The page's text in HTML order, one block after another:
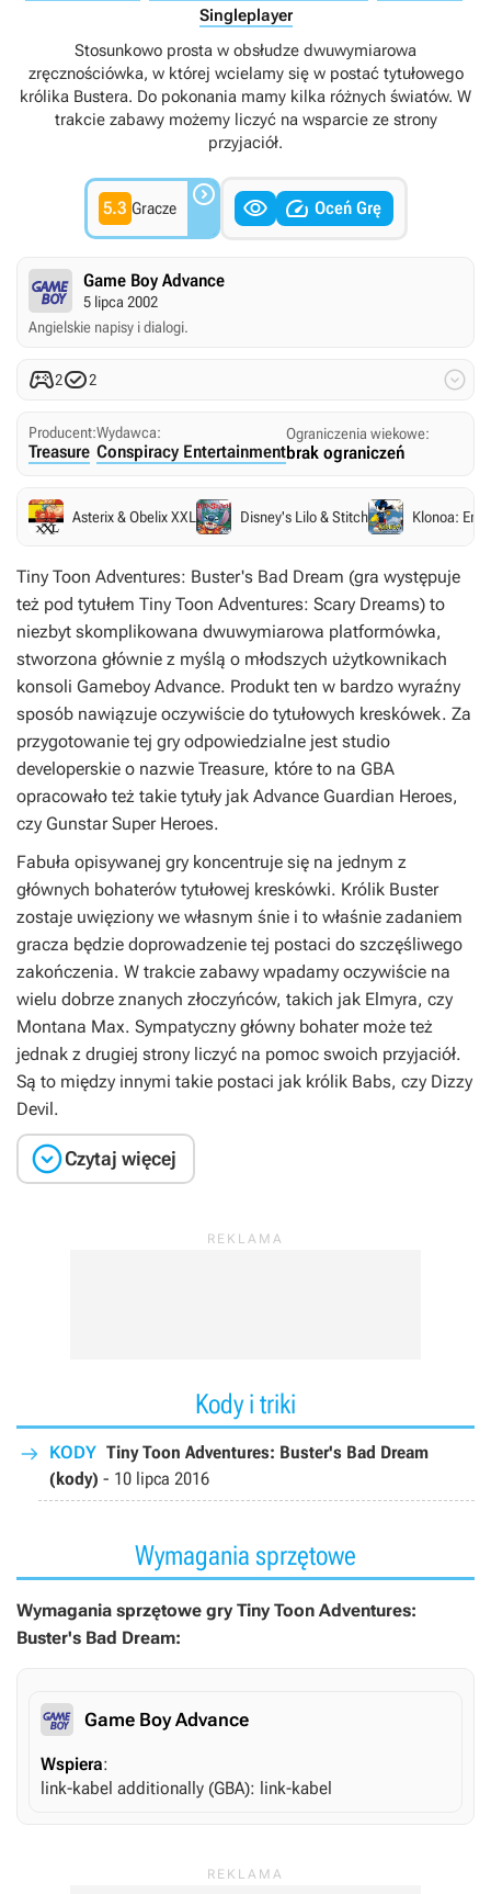
Singleplayer
Stosunkowo prosta w obsłudze dwuwymiarowa
zręcznościówka, w której wcielamy się w postać tytułowego
królika Bustera. Do pokonania mamy kilka różnych światów. W
trakcie zabawy możemy liczyć na wsparcie ze strony
przyjaciół.
5.3 Gracze    Oceń Grę
Game Boy Advance
5 lipca 2002
Angielskie napisy i dialogi.
22 
Producent:
Treasure
Wydawca:
Conspiracy Entertainment
Ograniczenia wiekowe:
brak ograniczeń
Asterix & Obelix XXL Disney's Lilo & Stitch Klonoa:
Tiny Toon Adventures: Buster's Bad Dream (gra występuje
też pod tytułem Tiny Toon Adventures: Scary Dreams) to
niezbyt skomplikowana dwuwymiarowa platformówka,
stworzona głównie z myślą o młodszych użytkownikach
konsoli Gameboy Advance. Produkt ten w bardzo wyraźny
sposób nawiązuje oczywiście do tytułowych kreskówek. Za
przygotowanie tej gry odpowiedzialne jest studio
developerskie o nazwie Treasure, które to na GBA
opracowało też takie tytuły jak Advance Guardian Heroes,
czy Gunstar Super Heroes.
Fabuła opisywanej gry koncentruje się na jednym z
głównych bohaterów tytułowej kreskówki. Królik Buster
zostaje uwięziony we własnym śnie i to właśnie zadaniem
gracza będzie doprowadzenie tej postaci do szczęśliwego
zakończenia. W trakcie zabawy wpadamy oczywiście na
wielu dobrze znanych złoczyńców, takich jak Elmyra, czy
Montana Max. Sympatyczny główny bohater może też
jednak z drugiej strony liczyć na pomoc swoich przyjaciół.
Są to między innymi takie postaci jak królik Babs, czy Dizzy
Devil.
Czytaj więcej
Kody i triki
KODY Tiny Toon Adventures: Buster's Bad Dream
(kody) - 10 lipca 2016
Wymagania sprzętowe
Wymagania sprzętowe gry Tiny Toon Adventures:
Buster's Bad Dream:
Game Boy Advance
Wspiera:
link-kabel additionally (GBA): link-kabel